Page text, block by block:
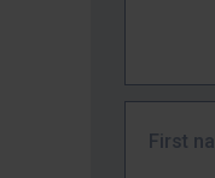
First